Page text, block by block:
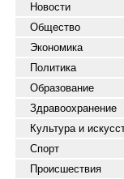
Новости
Общество
Экономика
Политика
Образование
Здравоохранение
Культура и
Спорт
Происшествия